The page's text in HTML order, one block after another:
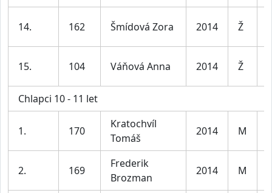
14. 162 Šmídová Zora 2014 Ž
15. 104 Váňová Anna 2014 Ž
Chlapci 10 - 11 let
1. 170
Kratochvíl
Tomáš
2014 M
2. 169
Frederik
Brozman
2014 M